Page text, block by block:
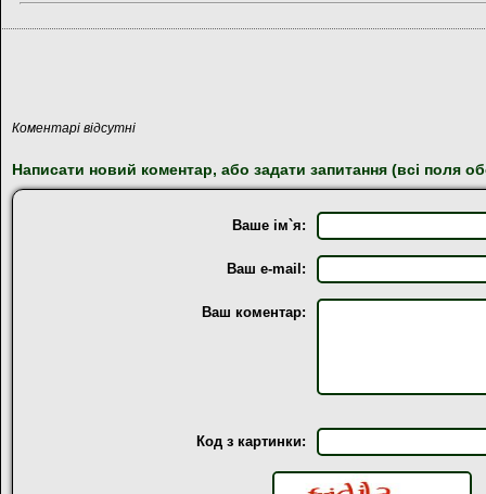
Коментарі відсутні
Написати новий коментар, або задати запитання (всі поля
Ваше ім`я:
Ваш e-mail:
Ваш коментар:
Код з картинки: